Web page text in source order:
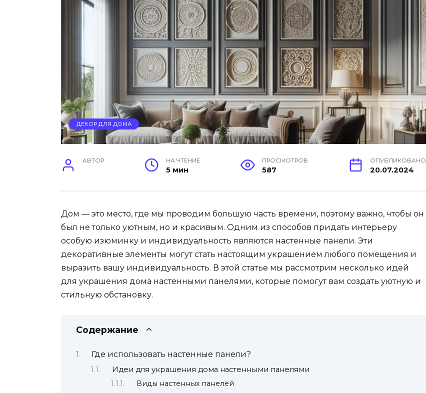
ДЕКОР ДЛЯ ДОМА
АВТОР НА ЧТЕНИЕ
5 мин
ПРОСМОТРОВ
587
ОПУБЛИКОВАНО
20.07.2024
Дом — это место, где мы проводим большую часть времени, поэтому важно, чтобы он
был не только уютным, но и красивым. Одним из способов придать интерьеру
особую изюминку и индивидуальность являются настенные панели. Эти
декоративные элементы могут стать настоящим украшением любого помещения и
выразить вашу индивидуальность. В этой статье мы рассмотрим несколько идей
для украшения дома настенными панелями, которые помогут вам создать уютную и
стильную обстановку.
Содержание
Где использовать настенные панели?
Идеи для украшения дома настенными панелями
Виды настенных панелей